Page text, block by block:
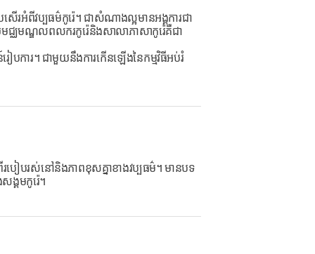
អំពីវប្បធម៌កូរ៉េ។ ជាសំណាងល្អមានអង្គការជា
ជ្ឈមណ្ឌលពលករកូរ៉េនិងសាលាភាសាកូរ៉េគឺជា
បការ។ ជាមួយនឹងការកើនឡើងនៃកម្មវិធីអប់រំ
របៀបរស់នៅនិងភាពខុសគ្នាខាងវប្បធម៌។ មានបទ
គមកូរ៉េ។